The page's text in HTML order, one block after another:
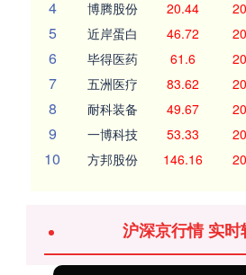
4 博腾股份 20.44
5 近岸蛋白 46.72
6 毕得医药 61.6
7 五洲医疗 83.62
8 耐科装备 49.67
9 一博科技 53.33
10 方邦股份 146.16
沪深京行情 实时